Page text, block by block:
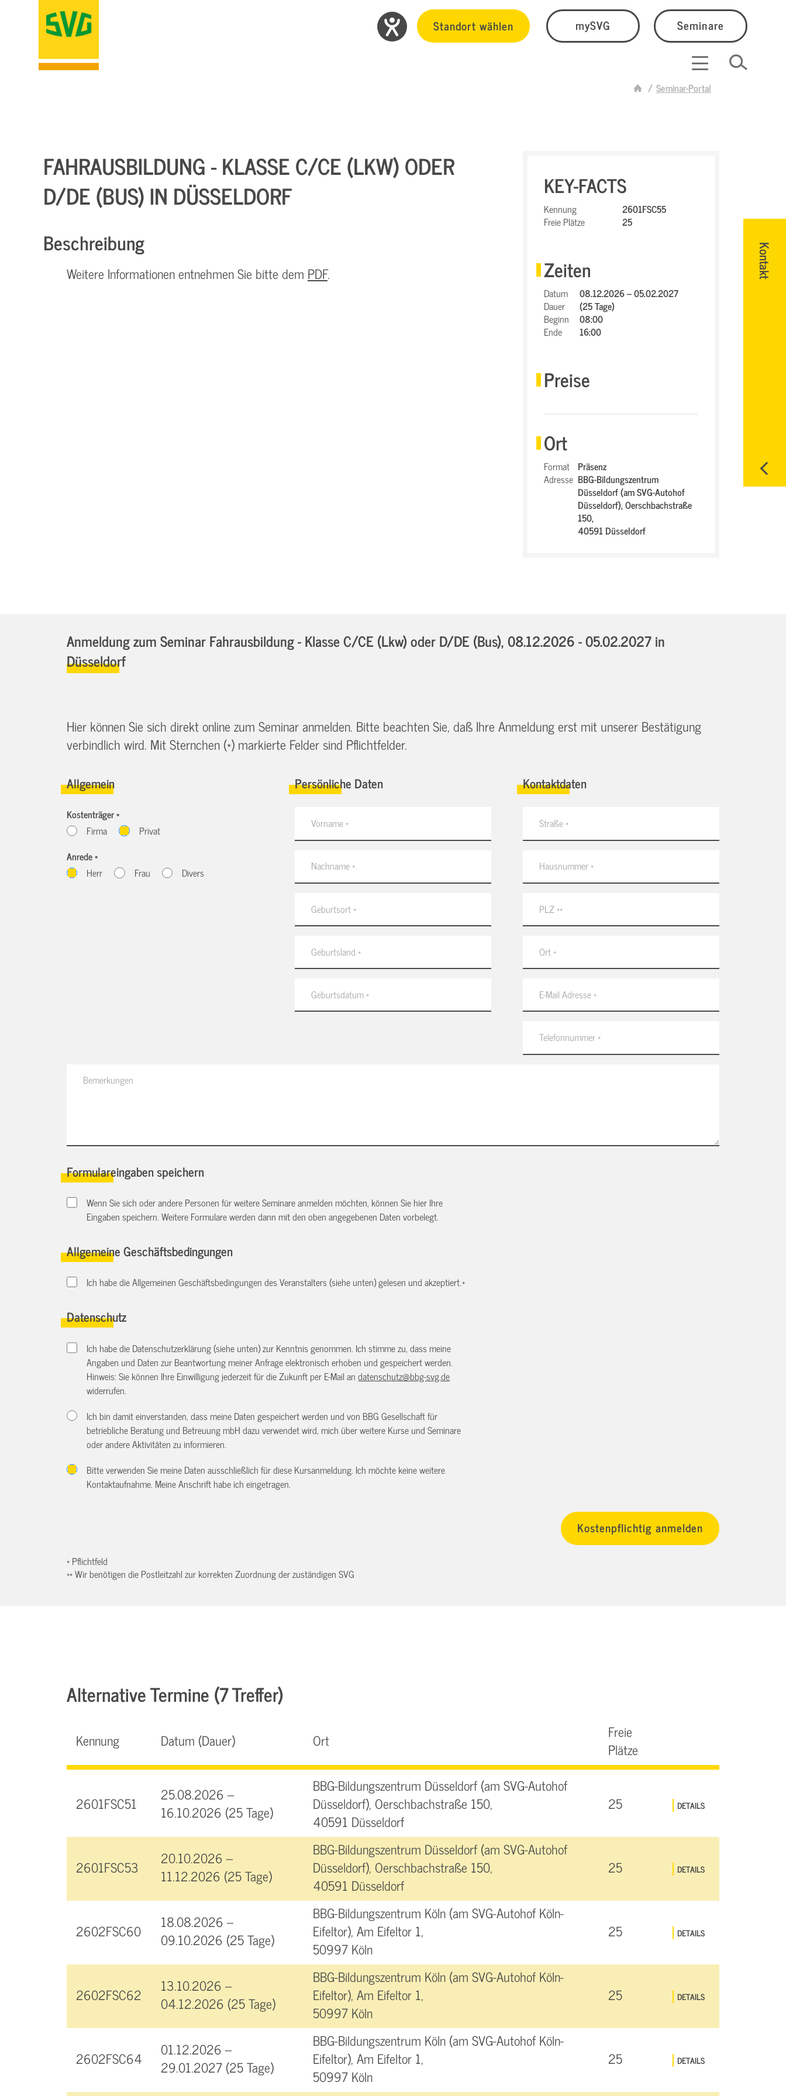
Standort wählen mySVG Seminare
Seminar-Portal
Kontakt
FAHRAUSBILDUNG - KLASSE C/CE (LKW) ODER
D/DE (BUS) IN DÜSSELDORF
Beschreibung
Weitere Informationen entnehmen Sie bitte dem PDF.
KEY-FACTS
Kennung
2601FSC55
Freie Plätze
25
Zeiten
Datum
08.12.2026 – 05.02.2027
Dauer
(25 Tage)
Beginn
08:00
Ende
16:00
Preise
Ort
Format Präsenz
Adresse BBG-Bildungszentrum
Düsseldorf (am SVG-Autohof
Düsseldorf),Oerschbachstraße
150,
40591 Düsseldorf
Anmeldung zum Seminar Fahrausbildung - Klasse C/CE (Lkw) oder D/DE (Bus),08.12.2026 - 05.02.2027in
Düsseldorf
Hier können Sie sich direkt online zum Seminar anmelden. Bitte beachten Sie, daß Ihre Anmeldung erst mit unserer Bestätigung
verbindlich wird. Mit Sternchen (*) markierte Felder sind Pflichtfelder.
Allgemein
Kostenträger *
Firma
Privat
Anrede *
Herr
Frau Divers
Persönliche Daten Kontaktdaten
Formulareingaben speichern
Wenn Sie sich oder andere Personen für weitere Seminare anmelden möchten, können Sie hier Ihre
Eingaben speichern. Weitere Formulare werden dann mit den oben angegebenen Daten vorbelegt.
Allgemeine Geschäftsbedingungen
Ich habe die Allgemeinen Geschäftsbedingungen des Veranstalters (siehe unten) gelesen und akzeptiert.*
Datenschutz
Ich habe die Datenschutzerklärung (siehe unten) zur Kenntnis genommen. Ich stimme zu, dass meine
Angaben und Daten zur Beantwortung meiner Anfrage elektronisch erhoben und gespeichert werden.
Hinweis: Sie können Ihre Einwilligung jederzeit für die Zukunft per E-Mail andatenschutz@bbg-svg.de
widerrufen.
Ich bin damit einverstanden, dass meine Daten gespeichert werden und von BBG Gesellschaft für
betriebliche Beratung und Betreuung mbH dazu verwendet wird, mich über weitere Kurse und Seminare
oder andere Aktivitäten zu informieren.
Bitte verwenden Sie meine Daten ausschließlich für diese Kursanmeldung. Ich möchte keine weitere
Kontaktaufnahme. Meine Anschrift habe ich eingetragen.
* Pflichtfeld
** Wir benötigen die Postleitzahl zur korrekten Zuordnung der zuständigen SVG
Alternative Termine (7 Treffer)
Kennung Datum (Dauer) Ort
Freie
Plätze
2601FSC51
25.08.2026 –
16.10.2026 (25 Tage)
BBG-Bildungszentrum Düsseldorf (am SVG-Autohof
Düsseldorf), Oerschbachstraße 150,
40591 Düsseldorf
25 DETAILS
2601FSC53
20.10.2026 –
11.12.2026 (25 Tage)
BBG-Bildungszentrum Düsseldorf (am SVG-Autohof
Düsseldorf), Oerschbachstraße 150,
40591 Düsseldorf
25 DETAILS
2602FSC60
18.08.2026 –
09.10.2026 (25 Tage)
BBG-Bildungszentrum Köln (am SVG-Autohof Köln-
Eifeltor), Am Eifeltor 1,
50997 Köln
25 DETAILS
2602FSC62
13.10.2026 –
04.12.2026 (25 Tage)
BBG-Bildungszentrum Köln (am SVG-Autohof Köln-
Eifeltor), Am Eifeltor 1,
50997 Köln
25 DETAILS
2602FSC64
01.12.2026 –
29.01.2027 (25 Tage)
BBG-Bildungszentrum Köln (am SVG-Autohof Köln-
Eifeltor), Am Eifeltor 1,
50997 Köln
25 DETAILS